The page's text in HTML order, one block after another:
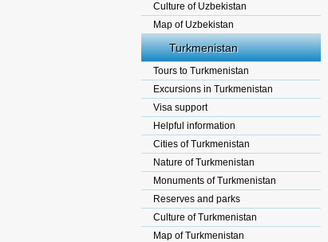
Culture of Uzbekistan
Map of Uzbekistan
Turkmenistan
Tours to Turkmenistan
Excursions in Turkmenistan
Visa support
Helpful information
Cities of Turkmenistan
Nature of Turkmenistan
Monuments of Turkmenistan
Reserves and parks
Culture of Turkmenistan
Map of Turkmenistan